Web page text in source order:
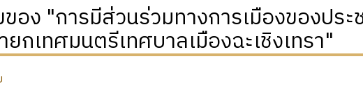
อง "การมีส่วนร่วมทางการเมืองของประ
กเทศมนตรีเทศบาลเมืองฉะเชิงเทรา"